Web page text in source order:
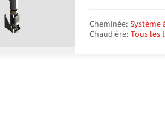
Cheminée: Système
Chaudière: Tous les